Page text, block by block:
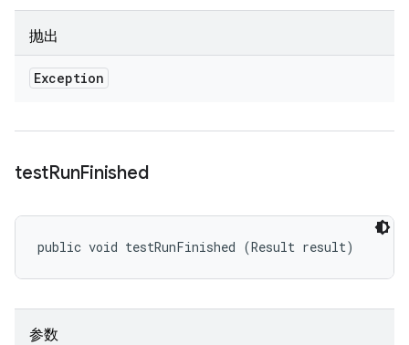
抛出
Exception
testRunFinished
public void testRunFinished (Result result)
参数